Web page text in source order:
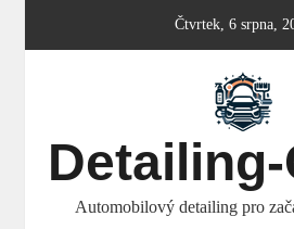
Čtvrtek, 6 srpna,
Automobilový detailing pro